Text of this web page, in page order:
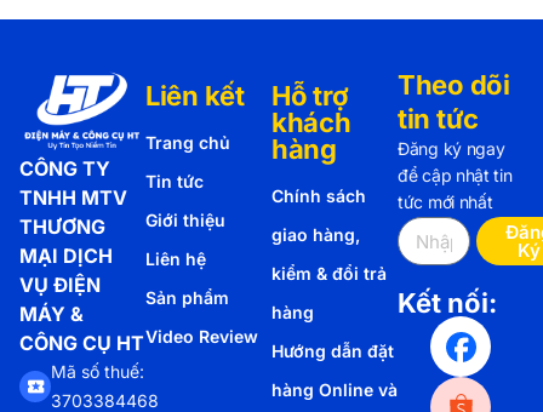
CÔNG TY
TNHH MTV
THƯƠNG
MẠI DỊCH
VỤ ĐIỆN
MÁY &
CÔNG CỤ HT
Mã số thuế:
3703384468
Liên kết
Trang chủ
Tin tức
Giới thiệu
Liên hệ
Sản phẩm
Video Review
Hỗ trợ
khách
hàng
Chính sách
giao hàng,
kiểm & đổi trả
hàng
Hướng dẫn đặt
hàng Online và
Theo dõi
tin tức
Đăng ký ngay
để cập nhật tin
tức mới nhất
Ký
Kết nối: